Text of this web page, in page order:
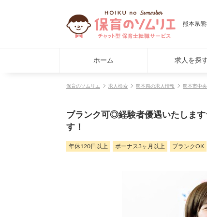
熊本県
ホーム 求人を探
保育のソムリエ 求人検索 熊本県の求人情報 熊本市中
ブランク可◎経験者優遇いたしま
す！
年休120日以上 ボーナス3ヶ月以上 ブランクOK